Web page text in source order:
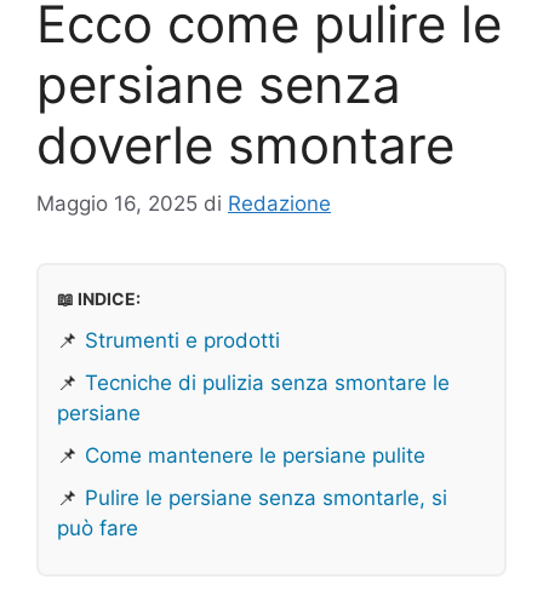
Ecco come pulire le
persiane senza
doverle smontare
Maggio 16, 2025 di Redazione
📖 INDICE:
📌 Strumenti e prodotti
📌 Tecniche di pulizia senza smontare le
persiane
📌 Come mantenere le persiane pulite
📌 Pulire le persiane senza smontarle, si
può fare